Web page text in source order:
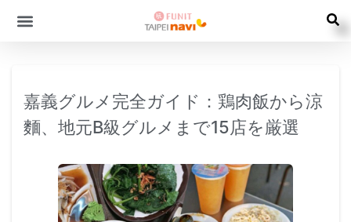
嘉義グルメ完全ガイド：鶏肉飯から涼
麵、地元B級グルメまで15店を厳選